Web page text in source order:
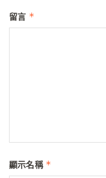
留言 *
顯示名稱 *